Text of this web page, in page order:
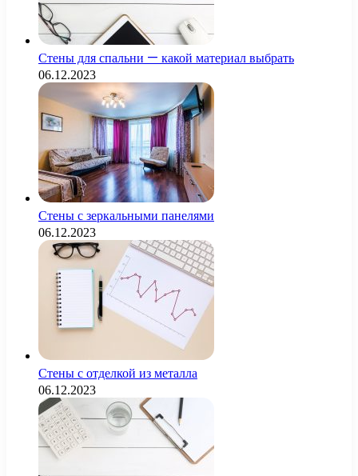
Стены для спальни — какой материал выбрать
06.12.2023
Стены с зеркальными панелями
06.12.2023
Стены с отделкой из металла
06.12.2023